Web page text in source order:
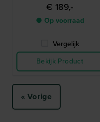
€ 189,-
● Op voorraad
Vergelijk
Bekijk Product
« Vorige